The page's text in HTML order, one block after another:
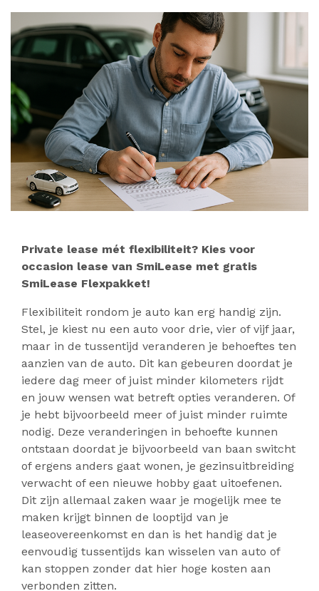
Private lease mét flexibiliteit? Kies voor
occasion lease van SmiLease met gratis
SmiLease Flexpakket!
Flexibiliteit rondom je auto kan erg handig zijn.
Stel, je kiest nu een auto voor drie, vier of vijf jaar,
maar in de tussentijd veranderen je behoeftes ten
aanzien van de auto. Dit kan gebeuren doordat je
iedere dag meer of juist minder kilometers rijdt
en jouw wensen wat betreft opties veranderen. Of
je hebt bijvoorbeeld meer of juist minder ruimte
nodig. Deze veranderingen in behoefte kunnen
ontstaan doordat je bijvoorbeeld van baan switcht
of ergens anders gaat wonen, je gezinsuitbreiding
verwacht of een nieuwe hobby gaat uitoefenen.
Dit zijn allemaal zaken waar je mogelijk mee te
maken krijgt binnen de looptijd van je
leaseovereenkomst en dan is het handig dat je
eenvoudig tussentijds kan wisselen van auto of
kan stoppen zonder dat hier hoge kosten aan
verbonden zitten.